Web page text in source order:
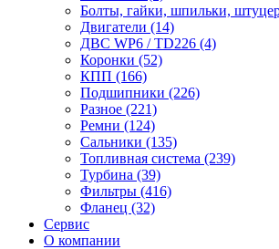
Болты, гайки, шпильки,
Двигатели (14)
ДВС WP6 / TD226 (4)
Коронки (52)
КПП (166)
Подшипники (226)
Разное (221)
Ремни (124)
Сальники (135)
Топливная система (239)
Турбина (39)
Фильтры (416)
Фланец (32)
Сервис
О компании